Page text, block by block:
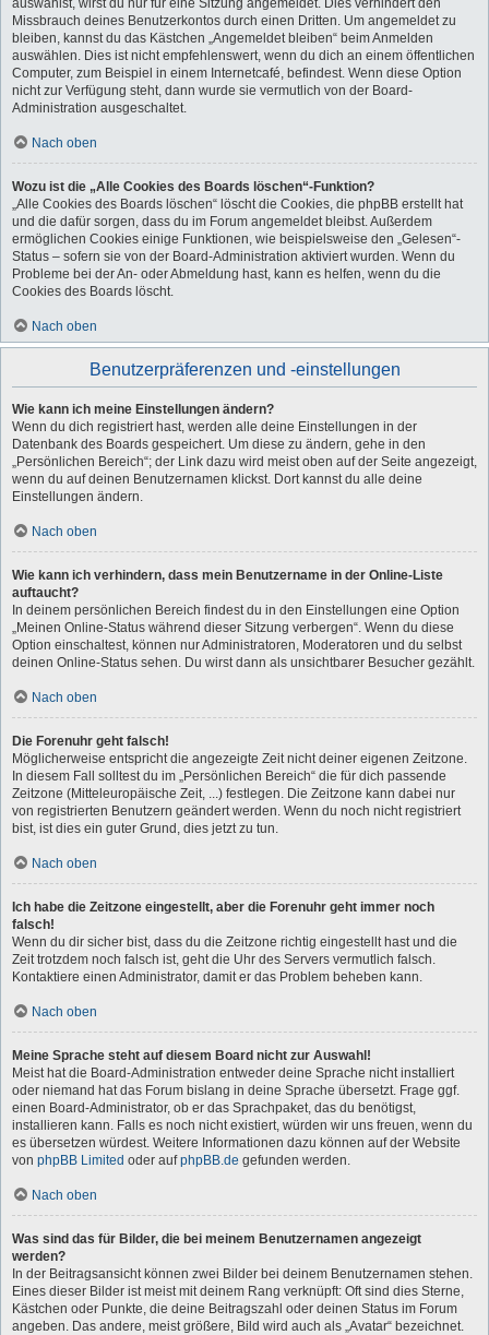
auswählst, wirst du nur für eine Sitzung angemeldet. Dies verhindert den
Missbrauch deines Benutzerkontos durch einen Dritten. Um angemeldet zu
bleiben, kannst du das Kästchen „Angemeldet bleiben“ beim Anmelden
auswählen. Dies ist nicht empfehlenswert, wenn du dich an einem öffentlichen
Computer, zum Beispiel in einem Internetcafé, befindest. Wenn diese Option
nicht zur Verfügung steht, dann wurde sie vermutlich von der Board-
Administration ausgeschaltet.
Nach oben
Wozu ist die „Alle Cookies des Boards löschen“-Funktion?
„Alle Cookies des Boards löschen“ löscht die Cookies, die phpBB erstellt hat
und die dafür sorgen, dass du im Forum angemeldet bleibst. Außerdem
ermöglichen Cookies einige Funktionen, wie beispielsweise den „Gelesen“-
Status – sofern sie von der Board-Administration aktiviert wurden. Wenn du
Probleme bei der An- oder Abmeldung hast, kann es helfen, wenn du die
Cookies des Boards löscht.
Nach oben
Benutzerpräferenzen und -einstellungen
Wie kann ich meine Einstellungen ändern?
Wenn du dich registriert hast, werden alle deine Einstellungen in der
Datenbank des Boards gespeichert. Um diese zu ändern, gehe in den
„Persönlichen Bereich“; der Link dazu wird meist oben auf der Seite angezeigt,
wenn du auf deinen Benutzernamen klickst. Dort kannst du alle deine
Einstellungen ändern.
Nach oben
Wie kann ich verhindern, dass mein Benutzername in der Online-Liste
auftaucht?
In deinem persönlichen Bereich findest du in den Einstellungen eine Option
„Meinen Online-Status während dieser Sitzung verbergen“. Wenn du diese
Option einschaltest, können nur Administratoren, Moderatoren und du selbst
deinen Online-Status sehen. Du wirst dann als unsichtbarer Besucher gezählt.
Nach oben
Die Forenuhr geht falsch!
Möglicherweise entspricht die angezeigte Zeit nicht deiner eigenen Zeitzone.
In diesem Fall solltest du im „Persönlichen Bereich“ die für dich passende
Zeitzone (Mitteleuropäische Zeit, ...) festlegen. Die Zeitzone kann dabei nur
von registrierten Benutzern geändert werden. Wenn du noch nicht registriert
bist, ist dies ein guter Grund, dies jetzt zu tun.
Nach oben
Ich habe die Zeitzone eingestellt, aber die Forenuhr geht immer noch
falsch!
Wenn du dir sicher bist, dass du die Zeitzone richtig eingestellt hast und die
Zeit trotzdem noch falsch ist, geht die Uhr des Servers vermutlich falsch.
Kontaktiere einen Administrator, damit er das Problem beheben kann.
Nach oben
Meine Sprache steht auf diesem Board nicht zur Auswahl!
Meist hat die Board-Administration entweder deine Sprache nicht installiert
oder niemand hat das Forum bislang in deine Sprache übersetzt. Frage ggf.
einen Board-Administrator, ob er das Sprachpaket, das du benötigst,
installieren kann. Falls es noch nicht existiert, würden wir uns freuen, wenn du
es übersetzen würdest. Weitere Informationen dazu können auf der Website
von phpBB Limited oder aufphpBB.de gefunden werden.
Nach oben
Was sind das für Bilder, die bei meinem Benutzernamen angezeigt
werden?
In der Beitragsansicht können zwei Bilder bei deinem Benutzernamen stehen.
Eines dieser Bilder ist meist mit deinem Rang verknüpft: Oft sind dies Sterne,
Kästchen oder Punkte, die deine Beitragszahl oder deinen Status im Forum
angeben. Das andere, meist größere, Bild wird auch als „Avatar“ bezeichnet.